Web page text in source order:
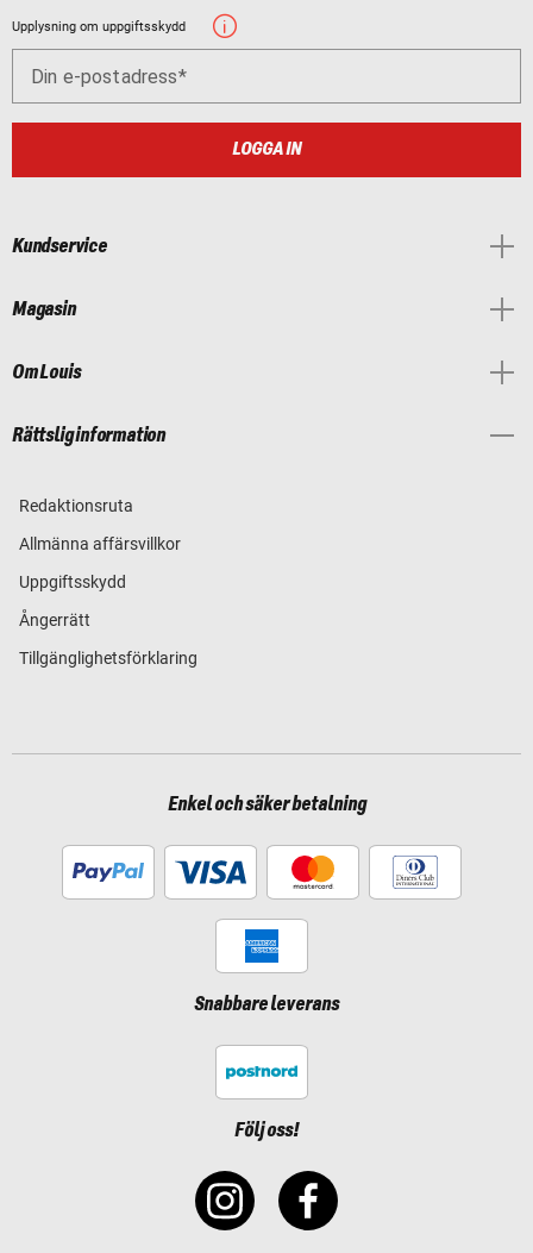
Upplysning om uppgiftsskydd
Din e-postadress
LOGGA IN
Kundservice
Magasin
Om Louis
Rättslig information
Redaktionsruta
Allmänna affärsvillkor
Uppgiftsskydd
Ångerrätt
Tillgänglighetsförklaring
Enkel och säker betalning
Snabbare leverans
Följ oss!